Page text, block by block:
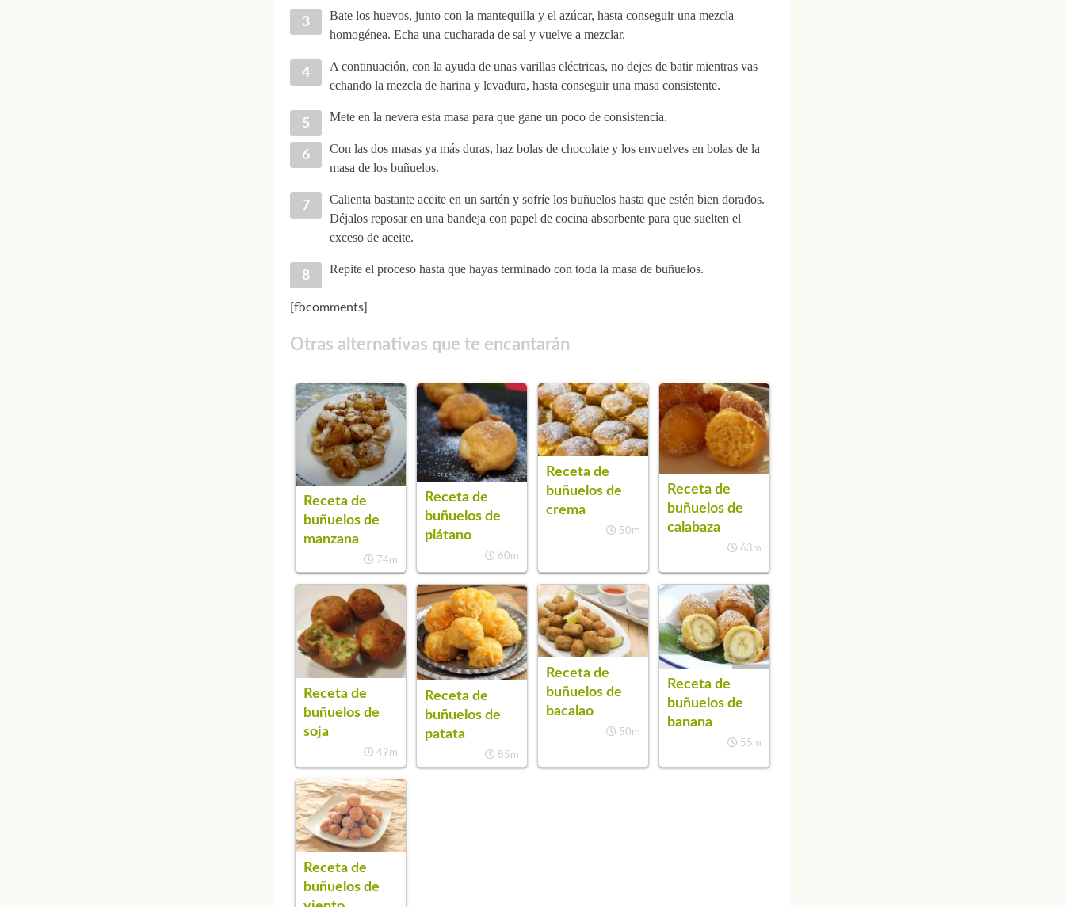
Bate los huevos, junto con la mantequilla y el azúcar, hasta conseguir una mezcla
homogénea. Echa una cucharada de sal y vuelve a mezclar.
A continuación, con la ayuda de unas varillas eléctricas, no dejes de batir mientras vas
echando la mezcla de harina y levadura, hasta conseguir una masa consistente.
Mete en la nevera esta masa para que gane un poco de consistencia.
Con las dos masas ya más duras, haz bolas de chocolate y los envuelves en bolas de la
masa de los buñuelos.
Calienta bastante aceite en un sartén y sofríe los buñuelos hasta que estén bien dorados.
Déjalos reposar en una bandeja con papel de cocina absorbente para que suelten el
exceso de aceite.
Repite el proceso hasta que hayas terminado con toda la masa de buñuelos.
[fbcomments]
Otras alternativas que te encantarán
Receta de
buñuelos de
manzana
74m
Receta de
buñuelos de
plátano
60m
Receta de
buñuelos de
crema
50m
Receta de
buñuelos de
calabaza
63m
Receta de
buñuelos de
soja
49m
Receta de
buñuelos de
patata
85m
Receta de
buñuelos de
bacalao
50m
Receta de
buñuelos de
banana
55m
Receta de
buñuelos de